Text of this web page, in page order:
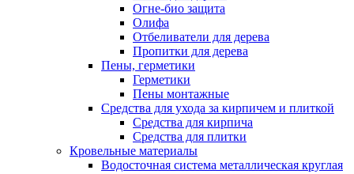
Огне-био защита
Олифа
Отбеливатели для дерева
Пропитки для дерева
Пены, герметики
Герметики
Пены монтажные
Средства для ухода за кирпичем и плиткой
Средства для кирпича
Средства для плитки
Кровельные материалы
Водосточная система металлическая круглая